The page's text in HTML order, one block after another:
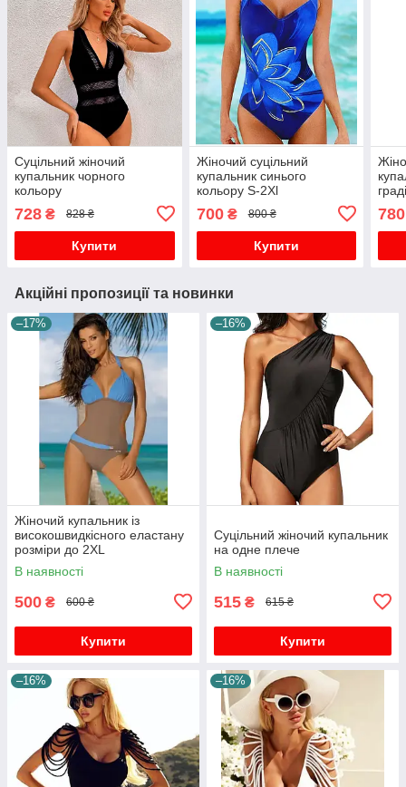
Суцільний жіночий
купальник чорного
кольору
728 ₴ 828 ₴
Купити
Жіночий суцільний
купальник синього
кольору S-2Xl
700₴ 800 ₴
Купити
780
Акційні пропозиції та новинки
–17%
Жіночий купальник із
високошвидкісного еластану
розміри до 2XL
В наявності
500 ₴ 600 ₴
Купити
–16%
Суцільний жіночий купальник
на одне плече
В наявності
515 ₴ 615 ₴
Купити
–16% –16%